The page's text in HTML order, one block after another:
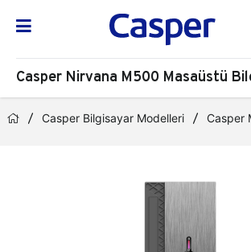
Casper Nirvana M500 Masaüstü
Casper Bilgisayar Modelleri Casper